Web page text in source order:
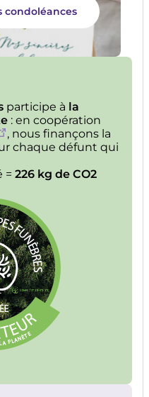
condoléances
participe à la
: en coopération
, nous finançons la
chaque défunt qui
= 226 kg de CO2